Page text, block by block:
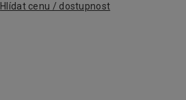
Hlídat cenu / dostupnost